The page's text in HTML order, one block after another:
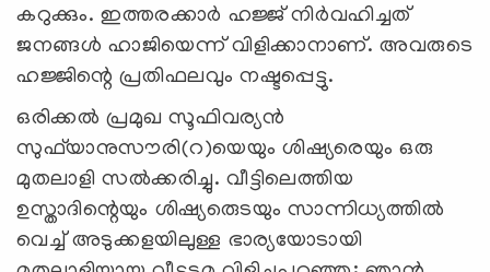
കറുക്കും. ഇത്തരക്കാര്‍ ഹജ്ജ് നിര്‍വഹിച്ചത്
ജനങ്ങള്‍ ഹാജിയെന്ന് വിളിക്കാനാണ്. അവരുടെ
ഹജ്ജിന്റെ പ്രതിഫലവും നഷ്ടപ്പെട്ടു.
ഒരിക്കല്‍ പ്രമുഖ സൂഫിവര്യന്‍
സുഫ്‌യാനുസൗരി(റ)യെയും ശിഷ്യരെയും ഒരു
മുതലാളി സല്‍ക്കരിച്ചു. വീട്ടിലെത്തിയ
ഉസ്താദിന്റെയും ശിഷ്യരുെടയും സാന്നിധ്യത്തില്‍
വെച്ച് അടുക്കളയിലുള്ള ഭാര്യയോടായി